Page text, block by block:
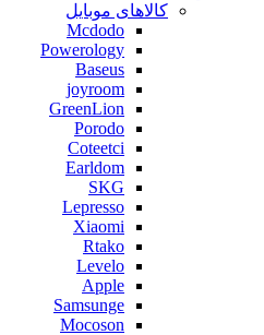
کالاهای موبایل
Mcdodo
Powerology
Baseus
joyroom
GreenLion
Porodo
Coteetci
Earldom
SKG
Lepresso
Xiaomi
Rtako
Levelo
Apple
Samsunge
Mocoson